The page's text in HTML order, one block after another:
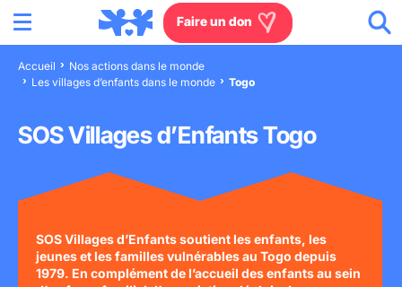
Aller à la recherche
Aller au pied de page
Faire un don
Nous connaître
Actions en France
Actions dans le monde
Agissez à nos côtés
Accueil
Nos actions dans le monde
Les villages d’enfants dans le monde
Togo
SOS Villages d’Enfants Togo
SOS Villages d’Enfants soutient les enfants, les
jeunes et les familles vulnérables au Togo depuis
1979. En complément de l’accueil des enfants au sein